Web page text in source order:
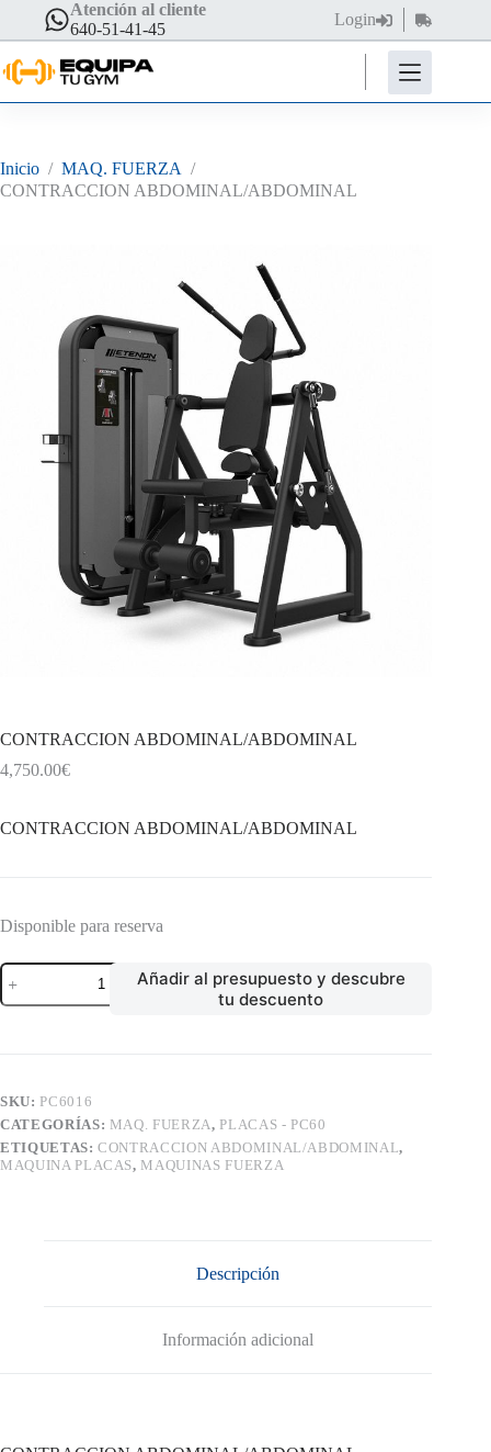
contenido
Atención al cliente
640-51-41-45
Login
Carro
de
compra
Inicio / MAQ. FUERZA /
CONTRACCION ABDOMINAL/ABDOMINAL
CONTRACCION ABDOMINAL/ABDOMINAL
4,750.00€
CONTRACCION ABDOMINAL/ABDOMINAL
Disponible para reserva
CONTRACCION
ABDOMINAL/ABDOMINAL
cantidad
Añadir al presupuesto y descubre
tu descuento
SKU: PC6016
CATEGORÍAS: MAQ. FUERZA, PLACAS - PC60
ETIQUETAS:CONTRACCION ABDOMINAL/ABDOMINAL,
MAQUINA PLACAS, MAQUINAS FUERZA
Descripción
Información adicional